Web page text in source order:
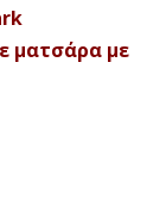
ματσάρα με